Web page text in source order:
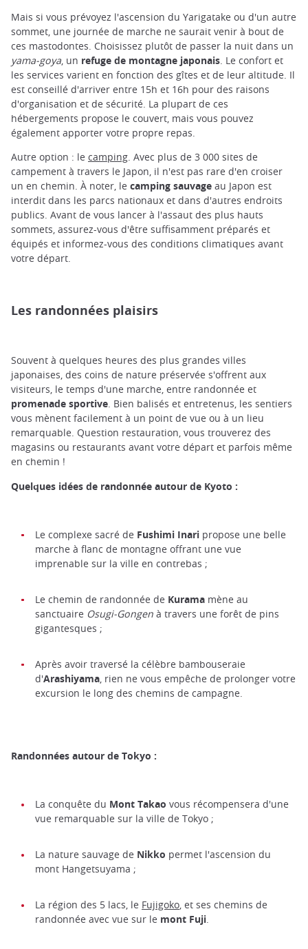
Mais si vous prévoyez l'ascension du Yarigatake ou d'un autre
sommet, une journée de marche ne saurait venir à bout de
ces mastodontes. Choisissez plutôt de passer la nuit dans un
yama-goya, un refuge de montagne japonais. Le confort et
les services varient en fonction des gîtes et de leur altitude. Il
est conseillé d'arriver entre 15h et 16h pour des raisons
d'organisation et de sécurité. La plupart de ces
hébergements propose le couvert, mais vous pouvez
également apporter votre propre repas.
Autre option : le camping. Avec plus de 3 000 sites de
campement à travers le Japon, il n'est pas rare d'en croiser
un en chemin. À noter, le camping sauvage au Japon est
interdit dans les parcs nationaux et dans d'autres endroits
publics. Avant de vous lancer à l'assaut des plus hauts
sommets, assurez-vous d'être suffisamment préparés et
équipés et informez-vous des conditions climatiques avant
votre départ.
Les randonnées plaisirs
Souvent à quelques heures des plus grandes villes
japonaises, des coins de nature préservée s'offrent aux
visiteurs, le temps d'une marche, entre randonnée et
promenade sportive. Bien balisés et entretenus, les sentiers
vous mènent facilement à un point de vue ou à un lieu
remarquable. Question restauration, vous trouverez des
magasins ou restaurants avant votre départ et parfois même
en chemin !
Quelques idées de randonnée autour de Kyoto :
Le complexe sacré de Fushimi Inari propose une belle
marche à flanc de montagne offrant une vue
imprenable sur la ville en contrebas ;
Le chemin de randonnée de Kurama mène au
sanctuaire Osugi-Gongen à travers une forêt de pins
gigantesques ;
Après avoir traversé la célèbre bambouseraie
d'Arashiyama, rien ne vous empêche de prolonger votre
excursion le long des chemins de campagne.
Randonnées autour de Tokyo :
La conquête du Mont Takao vous récompensera d'une
vue remarquable sur la ville de Tokyo ;
La nature sauvage de Nikko permet l'ascension du
mont Hangetsuyama ;
La région des 5 lacs, le Fujigoko, et ses chemins de
randonnée avec vue sur le mont Fuji.